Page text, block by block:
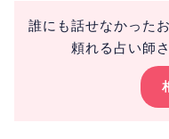
誰にも話せなかった
頼れる占い師